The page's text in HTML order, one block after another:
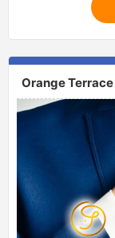
Orange Terrace